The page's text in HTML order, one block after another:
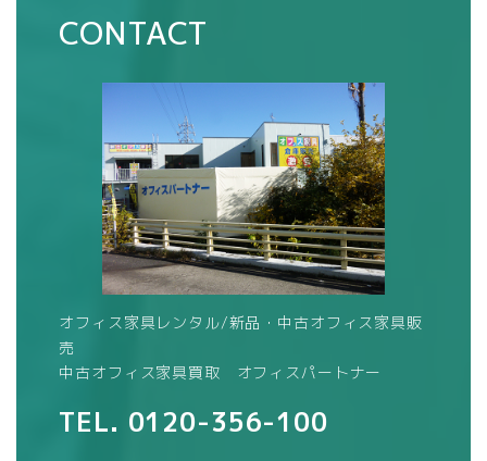
CONTACT
オフィス家具レンタル/新品・中古オフィス家具販
売
中古オフィス家具買取 オフィスパートナー
TEL. 0120-356-100